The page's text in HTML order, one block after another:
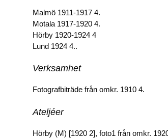
Malmö 1911-1917 4.
Motala 1917-1920 4.
Hörby 1920-1924 4
Lund 1924 4..
Verksamhet
Fotografbiträde från omkr. 1910 4.
Ateljéer
Hörby (M) [1920 2], foto1 från omkr.